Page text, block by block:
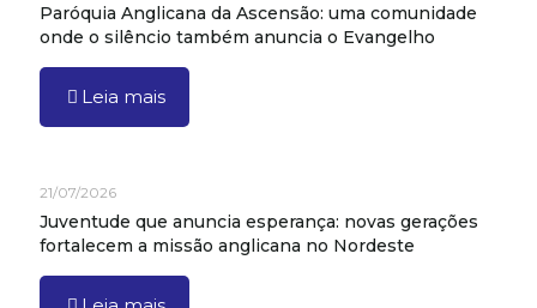
Paróquia Anglicana da Ascensão: uma comunidade
onde o silêncio também anuncia o Evangelho
Leia mais
21/07/2026
Juventude que anuncia esperança: novas gerações
fortalecem a missão anglicana no Nordeste